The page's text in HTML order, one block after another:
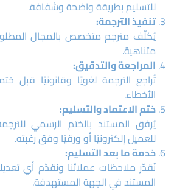
للتسليم بطريقة واضحة وشفافة.
تنفيذ الترجمة:
يُكلّف مترجم متخصص بالمجال
متناهية.
المراجعة والتدقيق:
تُراجع الترجمة لغويًا وقانونيًا
الأخطاء.
ختم الاعتماد والتسليم:
يُرفق المستند بالختم الرسمي
للعميل إلكترونيًا أو ورقيًا وفق رغبته.
خدمة ما بعد التسليم:
نُقدّر ملاحظات عملائنا ونقدّم أي
المستند في الجهة المستهدفة.